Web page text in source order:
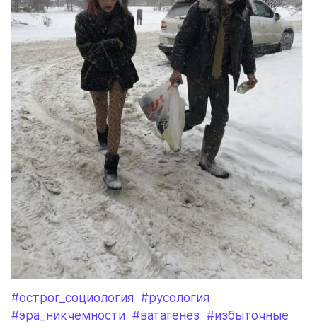
#острог_социология #русология
#эра_никчемности #ватагенез #избыточные